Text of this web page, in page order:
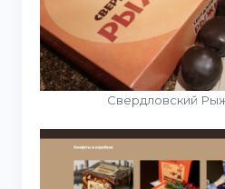
Свердловский